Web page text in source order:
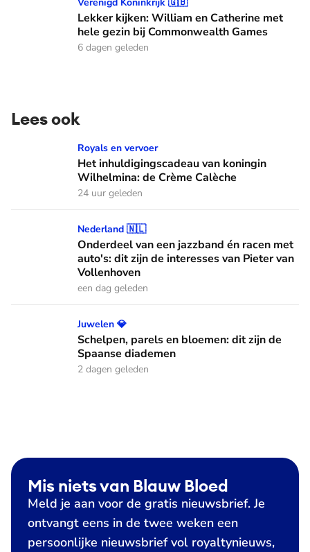
Lekker kijken: William en Catherine met
hele gezin bij Commonwealth Games
6 dagen geleden
Lees ook
Het inhuldigingscadeau van koningin Wilhelmina: de
Royals en vervoer
Het inhuldigingscadeau van koningin
Wilhelmina: de Crème Calèche
24 uur geleden
Onderdeel van een jazzband én racen met auto's: dit zijn
Nederland 🇳🇱
Onderdeel van een jazzband én racen met
auto's: dit zijn de interesses van Pieter van
Vollenhoven
een dag geleden
Schelpen, parels en bloemen: dit zijn de Spaanse diademen
Juwelen 💎
Schelpen, parels en bloemen: dit zijn de
Spaanse diademen
2 dagen geleden
Mis niets van Blauw Bloed
Meld je aan voor de gratis nieuwsbrief. Je
ontvangt eens in de twee weken een
persoonlijke nieuwsbrief vol royaltynieuws,